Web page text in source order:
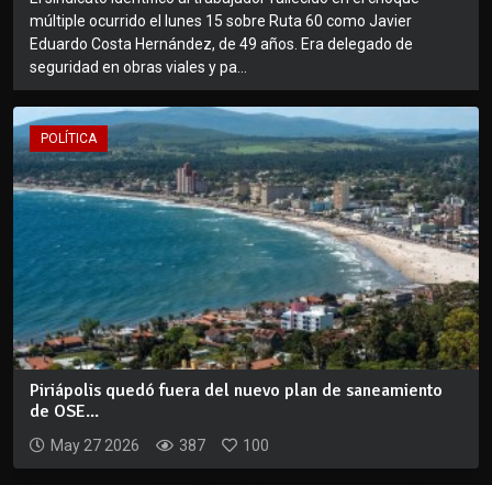
múltiple ocurrido el lunes 15 sobre Ruta 60 como Javier
Eduardo Costa Hernández, de 49 años. Era delegado de
seguridad en obras viales y pa...
POLÍTICA
Piriápolis quedó fuera del nuevo plan de saneamiento
de OSE...
May 27 2026 387 100